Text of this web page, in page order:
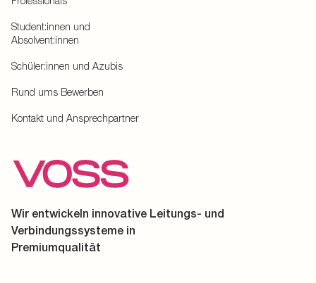
Student:innen und
Absolvent:innen
Schüler:innen und Azubis
Rund ums Bewerben
Kontakt und Ansprechpartner
Wir entwickeln innovative Leitungs- und
Verbindungssysteme in
Premiumqualität